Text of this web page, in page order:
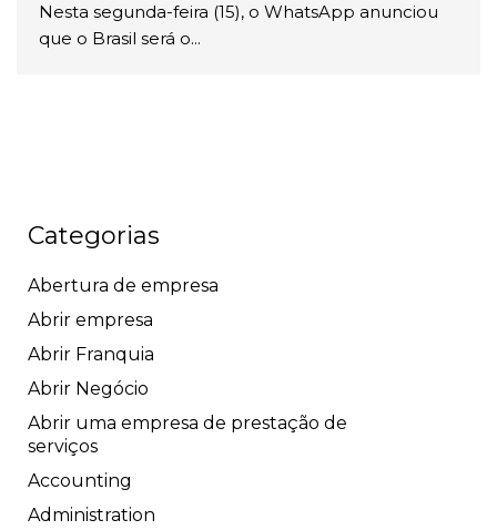
Nesta segunda-feira (15), o WhatsApp anunciou
que o Brasil será o...
Categorias
Abertura de empresa
Abrir empresa
Abrir Franquia
Abrir Negócio
Abrir uma empresa de prestação de
serviços
Accounting
Administration